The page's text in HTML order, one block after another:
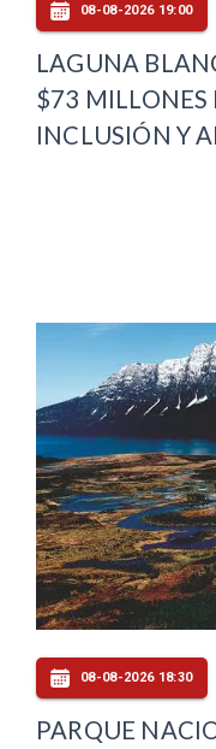
08-08-2026 19:00
LAGUNA
$73 MILLONES
INCLUSIÓN Y
08-08-2026 18:30
PARQUE